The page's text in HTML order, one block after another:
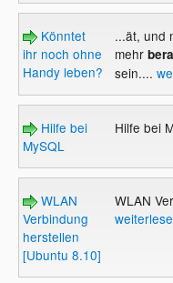
Könntet
ihr noch ohne
Handy leben?
...ät, und
mehr
sein....
Hilfe bei
MySQL
Hilfe bei
WLAN
Verbindung
herstellen
[Ubuntu 8.10]
WLAN